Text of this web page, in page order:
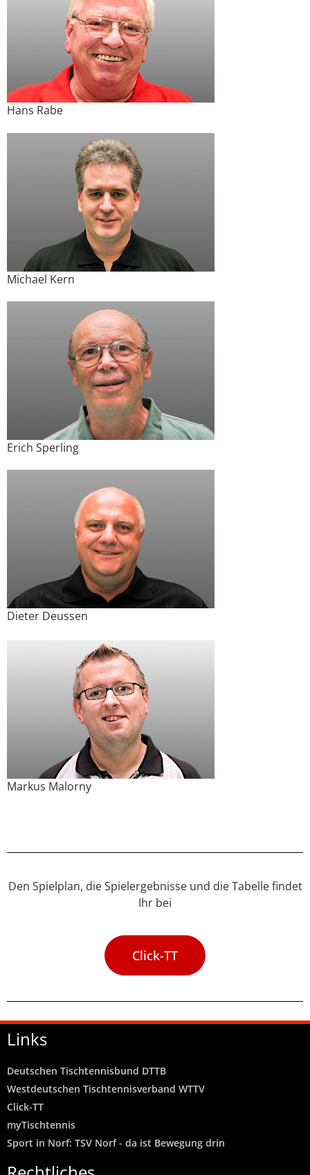
Hans Rabe
Michael Kern
Erich Sperling
Dieter Deussen
Markus Malorny
Den Spielplan, die Spielergebnisse und die Tabelle findet
Ihr bei
Click-TT
Links
Deutschen Tischtennisbund DTTB
Westdeutschen Tischtennisverband WTTV
Click-TT
myTischtennis
Sport in Norf: TSV Norf - da ist Bewegung drin